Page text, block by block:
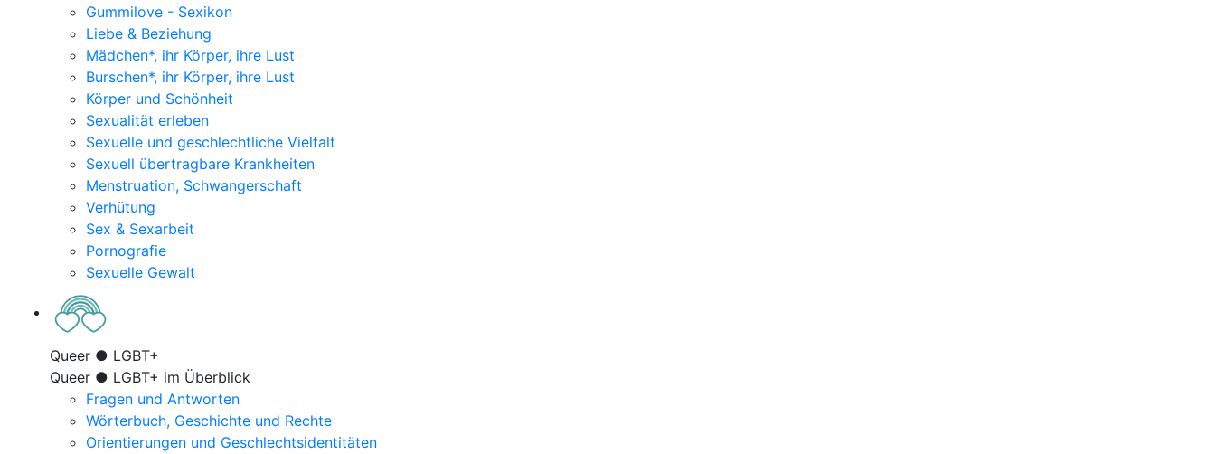
Gummilove - Sexikon
Liebe & Beziehung
Mädchen*, ihr Körper, ihre Lust
Burschen*, ihr Körper, ihre Lust
Körper und Schönheit
Sexualität erleben
Sexuelle und geschlechtliche Vielfalt
Sexuell übertragbare Krankheiten
Menstruation, Schwangerschaft
Verhütung
Sex & Sexarbeit
Pornografie
Sexuelle Gewalt
Queer ● LGBT+
Queer ● LGBT+ im Überblick
Fragen und Antworten
Wörterbuch, Geschichte und Rechte
Orientierungen und Geschlechtsidentitäten